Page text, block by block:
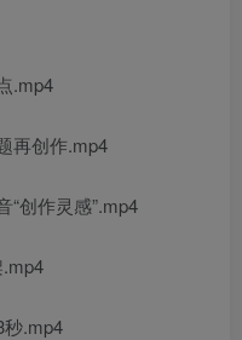
.mp4
再创作.mp4
“创作灵感”.mp4
.mp4